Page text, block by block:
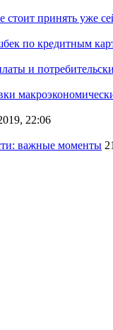
принять уже
по кредитным
и
22:06
важные моменты